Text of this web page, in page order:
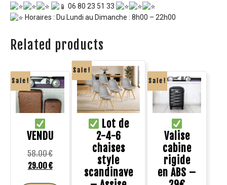
06 80 23 51 33
Horaires : Du Lundi au Dimanche : 8h00 – 22h00
Related products
Sale!
VENDU
58.00€
29.00€
Sale!
Lot de
2-4-6
chaises
style
scandinave
Sale!
Valise
cabine
rigide
en ABS –